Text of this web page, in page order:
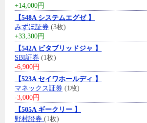
+14,000円
【548A システムエグゼ 】
みずほ証券 (3枚)
+33,300円
【542A ビタブリッドジャ 】
SBI証券 (1枚)
-6,900円
【523A セイワホールディ 】
マネックス証券 (1枚)
-3,000円
【505A ギークリー 】
野村證券 (1枚)